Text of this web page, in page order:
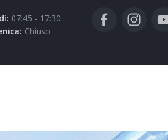
07:45 - 17:30
Chiuso